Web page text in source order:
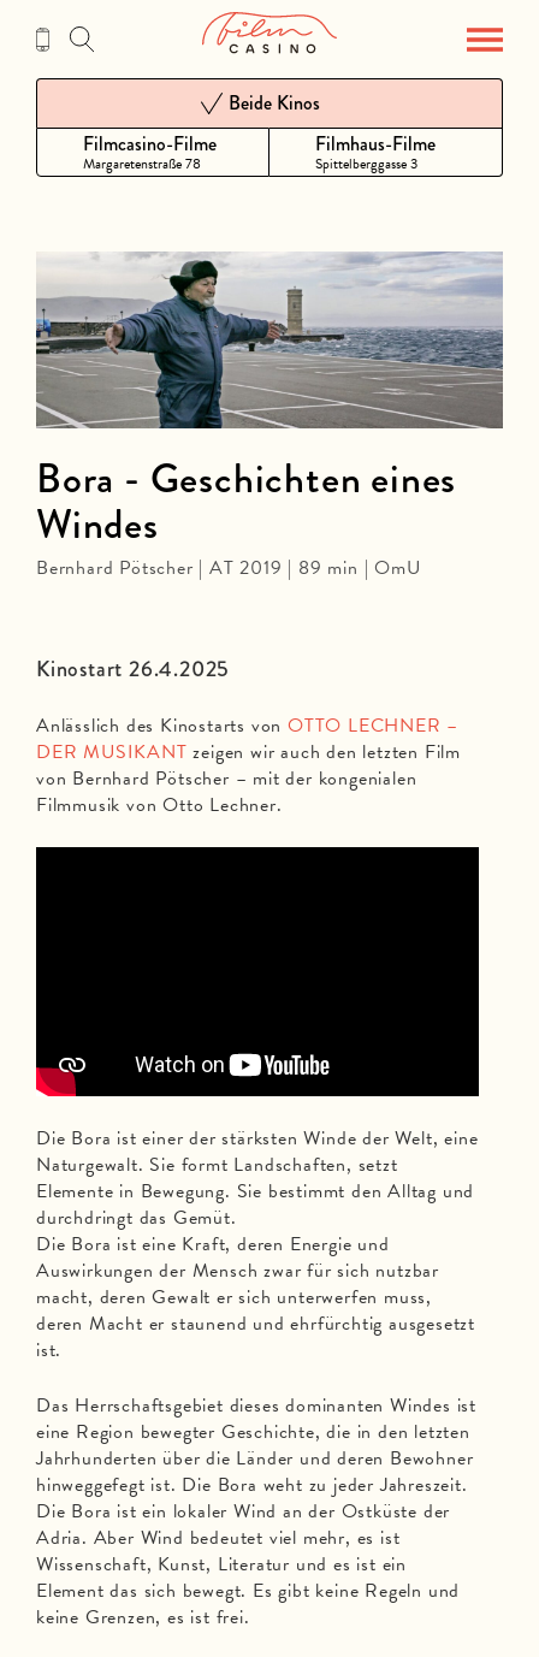
Inhalt
Filmcasino-Filme
Margaretenstraße 78
Beide Kinos
Filmhaus-Filme
Spittelberggasse 3
Kinostart 26.4.2025
Anlässlich des Kinostarts vonOTTO LECHNER –
DER MUSIKANT zeigen wir auch den letzten Film
von Bernhard Pötscher – mit der kongenialen
Filmmusik von Otto Lechner.
Die Bora ist einer der stärksten Winde der Welt, eine
Naturgewalt. Sie formt Landschaften, setzt
Elemente in Bewegung. Sie bestimmt den Alltag und
durchdringt das Gemüt.
Die Bora ist eine Kraft, deren Energie und
Auswirkungen der Mensch zwar für sich nutzbar
macht, deren Gewalt er sich unterwerfen muss,
deren Macht er staunend und ehrfürchtig ausgesetzt
ist.
Das Herrschaftsgebiet dieses dominanten Windes ist
eine Region bewegter Geschichte, die in den letzten
Jahrhunderten über die Länder und deren Bewohner
hinweggefegt ist. Die Bora weht zu jeder Jahreszeit.
Die Bora ist ein lokaler Wind an der Ostküste der
Adria. Aber Wind bedeutet viel mehr, es ist
Wissenschaft, Kunst, Literatur und es ist ein
Element das sich bewegt. Es gibt keine Regeln und
keine Grenzen, es ist frei.
Bora - Geschichten eines
Windes
Bernhard Pötscher | AT 2019 | 89 min | OmU